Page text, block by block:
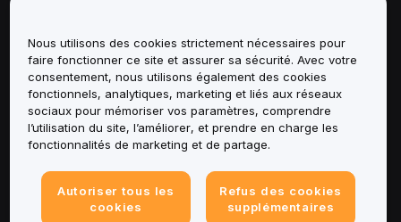
Services
Assistance
Produits
Mentions légales
Nous utilisons des cookies strictement nécessaires pour
faire fonctionner ce site et assurer sa sécurité. Avec votre
consentement, nous utilisons également des cookies
fonctionnels, analytiques, marketing et liés aux réseaux
sociaux pour mémoriser vos paramètres, comprendre
l’utilisation du site, l’améliorer, et prendre en charge les
fonctionnalités de marketing et de partage.
Autoriser tous les
cookies
Refus des cookies
supplémentaires